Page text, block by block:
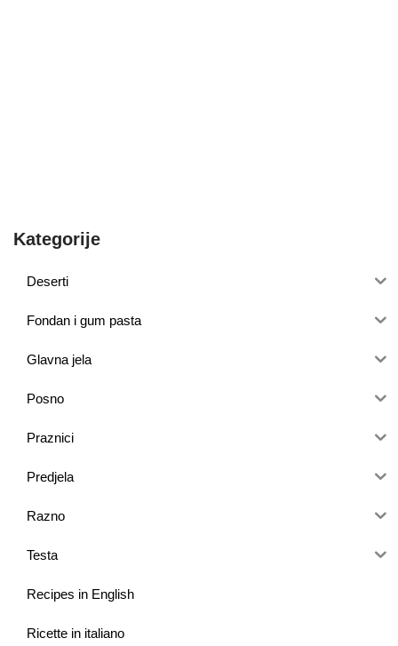
Kategorije
Deserti
Fondan i gum pasta
Glavna jela
Posno
Praznici
Predjela
Razno
Testa
Recipes in English
Ricette in italiano